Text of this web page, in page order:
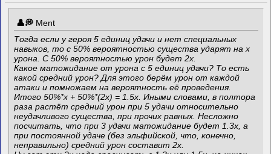
Ment
Тогда если у героя 5 единиц удачи и нет специальных
навыков, то с 50% вероятностью существа ударят на x
урона. С 50% вероятностью урон будет 2x.
Какое матожидание от урона с 5 единиц удачи? То есть
какой средний урон? Для этого берём урон от каждой
атаки и помножаем на вероятность её проведения.
Итого 50%*x + 50%*(2x) = 1.5x. Иными словами, в полтора
раза растёт средний урон при 5 удачи относительно
неудачливого существа, при прочих равных. Несложно
посчитать, что при 3 удачи матожидание будет 1.3x, а
при постоянной удаче (без эльфийской, что, конечно,
неправильно) средний урон составит 2x.